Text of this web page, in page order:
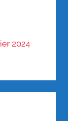
2024